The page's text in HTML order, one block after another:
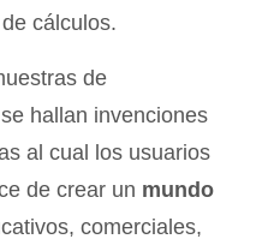
cálculos.
de
se hallan invenciones
al cual los usuarios
de crear un mundo
comerciales,